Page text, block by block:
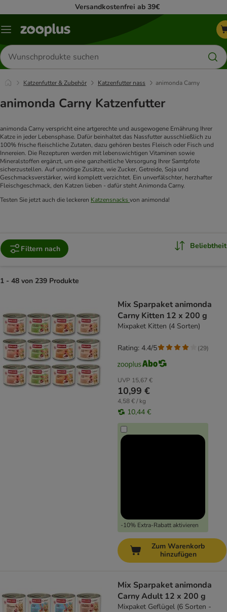
Versandkostenfrei ab 39€
Menü
Produkte
suchen
Katzenfutter & Zubehör Katzenfutter nass animonda Carny
animonda Carny Katzenfutter
animonda Carny verspricht eine artgerechte und ausgewogene Ernährung Ihrer
Katze in jeder Lebensphase. Dafür beinhaltet das Nassfutter ausschließlich zu
100% frische fleischliche Zutaten, dazu gehören bestes Fleisch oder Fisch und
Innereien. Die Rezepturen werden mit lebenswichtigen Vitaminen sowie
Mineralstoffen ergänzt, um eine ganzheitliche Versorgung Ihrer Samtpfote
sicherzustellen. Auf unnötige Zusätze, wie Zucker, Getreide, Soja und
Geschmacksverstärker, wird komplett verzichtet. Ein unverfälschter, herzhafter
Fleischgeschmack, den Katzen lieben - dafür steht Animonda Carny.
Testen Sie jetzt auch die leckeren Katzensnacks von animonda!
Filtern nach Beliebtheit
1 - 48 von 239 Produkte
Mix Sparpaket animonda
Carny Kitten 12 x 200 g
Mixpaket Kitten (4 Sorten)
UVP 15,67 €
10,99 €
4,58 € / kg
10,44 €
-10% Extra-Rabatt aktivieren
Rating: 4.4/5 (29)
Zum Warenkorb
hinzufügen
Mix Sparpaket animonda
Carny Adult 12 x 200 g
Mixpaket Geflügel (6 Sorten -